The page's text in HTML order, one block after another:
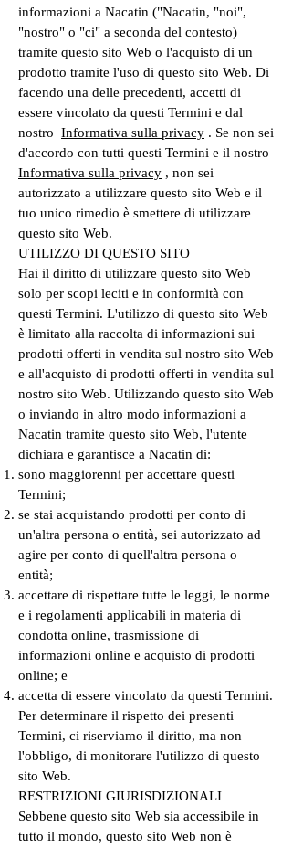
informazioni a Nacatin ("Nacatin, "noi",
"nostro" o "ci" a seconda del contesto)
tramite questo sito Web o l'acquisto di un
prodotto tramite l'uso di questo sito Web. Di
facendo una delle precedenti, accetti di
essere vincolato da questi Termini e dal
nostro Informativa sulla privacy . Se non sei
d'accordo con tutti questi Termini e il nostro
Informativa sulla privacy , non sei
autorizzato a utilizzare questo sito Web e il
tuo unico rimedio è smettere di utilizzare
questo sito Web.
UTILIZZO DI QUESTO SITO
Hai il diritto di utilizzare questo sito Web
solo per scopi leciti e in conformità con
questi Termini. L'utilizzo di questo sito Web
è limitato alla raccolta di informazioni sui
prodotti offerti in vendita sul nostro sito Web
e all'acquisto di prodotti offerti in vendita sul
nostro sito Web. Utilizzando questo sito Web
o inviando in altro modo informazioni a
Nacatin tramite questo sito Web, l'utente
dichiara e garantisce a Nacatin di:
sono maggiorenni per accettare questi
Termini;
se stai acquistando prodotti per conto di
un'altra persona o entità, sei autorizzato ad
agire per conto di quell'altra persona o
entità;
accettare di rispettare tutte le leggi, le norme
e i regolamenti applicabili in materia di
condotta online, trasmissione di
informazioni online e acquisto di prodotti
online; e
accetta di essere vincolato da questi Termini.
Per determinare il rispetto dei presenti
Termini, ci riserviamo il diritto, ma non
l'obbligo, di monitorare l'utilizzo di questo
sito Web.
RESTRIZIONI GIURISDIZIONALI
Sebbene questo sito Web sia accessibile in
tutto il mondo, questo sito Web non è